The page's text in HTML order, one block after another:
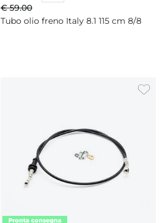
€ 59.00
Tubo olio freno Italy 8.1 115 cm 8/8